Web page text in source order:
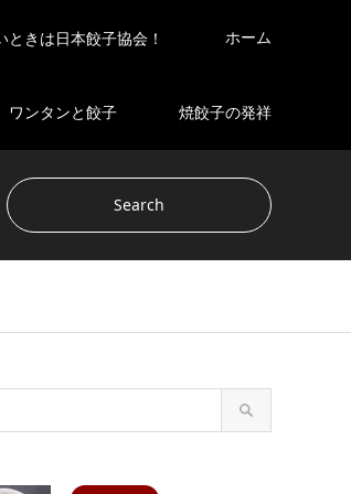
きは日本餃子協会！ ホーム
ワンタンと餃子 焼餃子の発祥